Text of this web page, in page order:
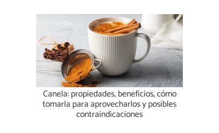
Canela: propiedades, beneficios, cómo
tomarla para aprovecharlos y posibles
contraindicaciones